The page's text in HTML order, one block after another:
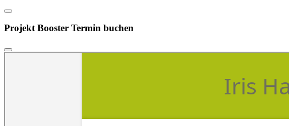
Projekt Booster Termin buchen